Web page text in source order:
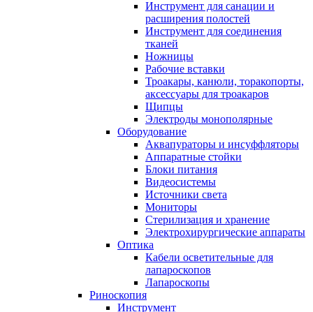
Инструмент для санации и
расширения полостей
Инструмент для соединения
тканей
Ножницы
Рабочие вставки
Троакары, канюли, торакопорты,
аксессуары для троакаров
Щипцы
Электроды монополярные
Оборудование
Аквапураторы и инсуффляторы
Аппаратные стойки
Блоки питания
Видеосистемы
Источники света
Мониторы
Стерилизация и хранение
Электрохирургические аппараты
Оптика
Кабели осветительные для
лапароскопов
Лапароскопы
Риноскопия
Инструмент